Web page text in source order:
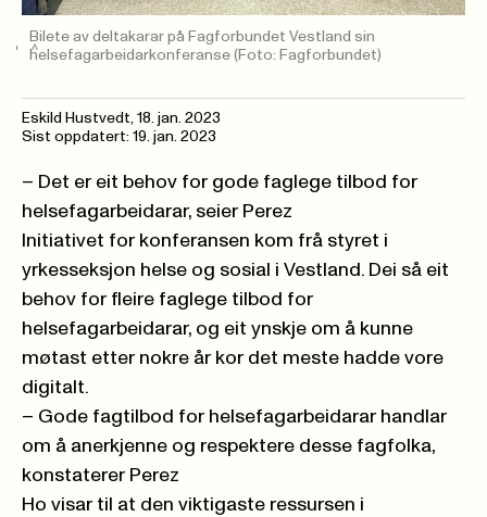
Bilete av deltakarar på Fagforbundet Vestland sin
helsefagarbeidarkonferanse (Foto: Fagforbundet)
Eskild Hustvedt, 18. jan. 2023
Sist oppdatert: 19. jan. 2023
– Det er eit behov for gode faglege tilbod for
helsefagarbeidarar, seier Perez
Initiativet for konferansen kom frå styret i
yrkesseksjon helse og sosial i Vestland. Dei så eit
behov for fleire faglege tilbod for
helsefagarbeidarar, og eit ynskje om å kunne
møtast etter nokre år kor det meste hadde vore
digitalt.
– Gode fagtilbod for helsefagarbeidarar handlar
om å anerkjenne og respektere desse fagfolka,
konstaterer Perez
Ho visar til at den viktigaste ressursen i